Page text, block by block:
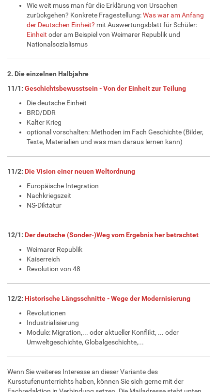
Wie weit muss man für die Erklärung von Ursachen
zurückgehen? Konkrete Fragestellung:Was war am Anfang
der Deutschen Einheit? mit Auswertungsblatt für Schüler:
Einheit oder am Beispiel von Weimarer Republik und
Nationalsozialismus
2. Die einzelnen Halbjahre
11/1: Geschichtsbewusstsein - Von der Einheit zur Teilung
Die deutsche Einheit
BRD/DDR
Kalter Krieg
optional vorschalten: Methoden im Fach Geschichte (Bilder,
Texte, Materialien und was man daraus lernen kann)
11/2: Die Vision einer neuen Weltordnung
Europäische Integration
Nachkriegszeit
NS-Diktatur
12/1: Der deutsche (Sonder-)Weg vom Ergebnis her betrachtet
Weimarer Republik
Kaiserreich
Revolution von 48
12/2: Historische Längsschnitte - Wege der Modernisierung
Revolutionen
Industrialisierung
Module: Migration,... oder aktueller Konflikt, ... oder
Umweltgeschichte, Globalgeschichte,...
Wenn Sie weiteres Interesse an dieser Variante des
Kursstufenunterrichts haben, können Sie sich gerne mit der